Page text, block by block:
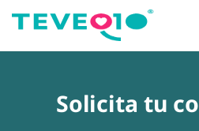
Solicita tu